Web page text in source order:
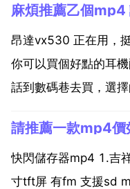
最好買乙個觸控螢幕
你要是想買觸...
麻煩推薦乙個
昂達vx530 正在用，
你可以買個好點的耳
話到數碼巷去買，選
外放音質不行，但是
的 我覺得最好就買那
請推薦一款mp4價
快閃儲存器mp4 1.吉
寸tft屏 有fm 支援sd